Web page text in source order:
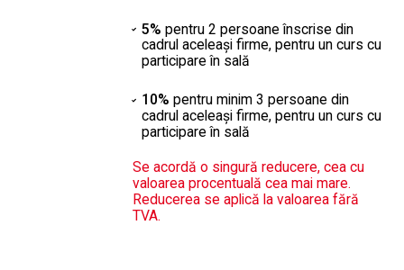
5% pentru 2 persoane înscrise din
cadrul aceleaşi firme, pentru un curs cu
participare în sală
10% pentru minim 3 persoane din
cadrul aceleaşi firme, pentru un curs cu
participare în sală
Se acordă o singură reducere, cea cu
valoarea procentuală cea mai mare.
Reducerea se aplică la valoarea fără
TVA.